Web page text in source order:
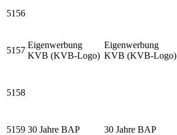
5156
5157
Eigenwerbung
KVB (KVB-Logo)
Eigenwerbung
KVB (KVB-Logo)
5158
5159 30 Jahre BAP 30 Jahre BAP